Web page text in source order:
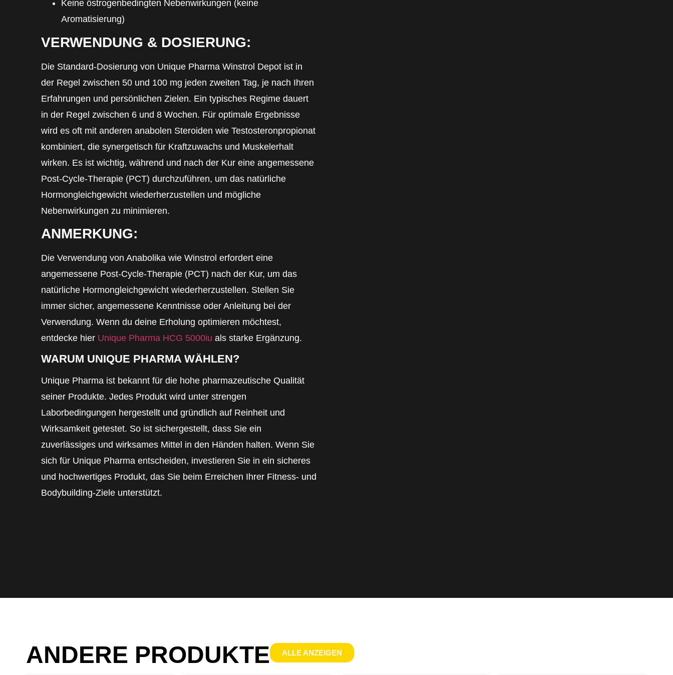
Keine östrogenbedingten Nebenwirkungen (keine
Aromatisierung)
VERWENDUNG & DOSIERUNG:
Die Standard-Dosierung von Unique Pharma Winstrol Depot ist in
der Regel zwischen 50 und 100 mg jeden zweiten Tag, je nach Ihren
Erfahrungen und persönlichen Zielen. Ein typisches Regime dauert
in der Regel zwischen 6 und 8 Wochen. Für optimale Ergebnisse
wird es oft mit anderen anabolen Steroiden wie Testosteronpropionat
kombiniert, die synergetisch für Kraftzuwachs und Muskelerhalt
wirken. Es ist wichtig, während und nach der Kur eine angemessene
Post-Cycle-Therapie (PCT) durchzuführen, um das natürliche
Hormongleichgewicht wiederherzustellen und mögliche
Nebenwirkungen zu minimieren.
ANMERKUNG:
Die Verwendung von Anabolika wie Winstrol erfordert eine
angemessene Post-Cycle-Therapie (PCT) nach der Kur, um das
natürliche Hormongleichgewicht wiederherzustellen. Stellen Sie
immer sicher, angemessene Kenntnisse oder Anleitung bei der
Verwendung. Wenn du deine Erholung optimieren möchtest,
entdecke hier Unique Pharma HCG 5000iu als starke Ergänzung.
WARUM UNIQUE PHARMA WÄHLEN?
Unique Pharma ist bekannt für die hohe pharmazeutische Qualität
seiner Produkte. Jedes Produkt wird unter strengen
Laborbedingungen hergestellt und gründlich auf Reinheit und
Wirksamkeit getestet. So ist sichergestellt, dass Sie ein
zuverlässiges und wirksames Mittel in den Händen halten. Wenn Sie
sich für Unique Pharma entscheiden, investieren Sie in ein sicheres
und hochwertiges Produkt, das Sie beim Erreichen Ihrer Fitness- und
Bodybuilding-Ziele unterstützt.
ANDERE PRODUKTE ALLE ANZEIGEN